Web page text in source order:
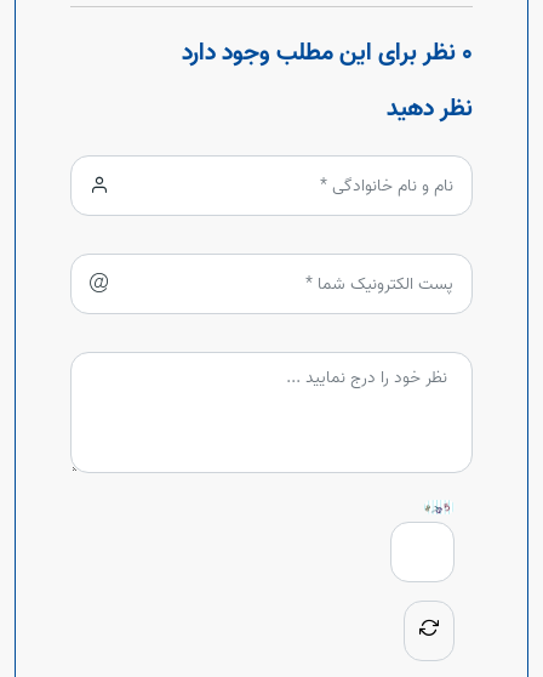
0 نظر برای این مطلب وجود دارد
نظر دهید